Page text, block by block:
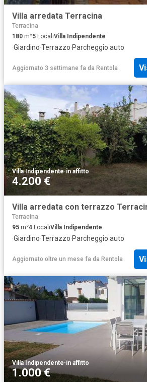
Villa arredata Terracina
Terracina
180 m²5 LocaliVilla Indipendente
·Giardino·Terrazzo·Parcheggio auto
Aggiornato 3 settimane fa da Rentola
Villa Indipendente·in affitto
4.200 €
Villa arredata con terrazzo
Terracina
95 m²4 LocaliVilla Indipendente
·Giardino·Terrazzo·Parcheggio auto
Aggiornato oltre un mese fa da Rentola
Villa Indipendente·in affitto
1.000 €